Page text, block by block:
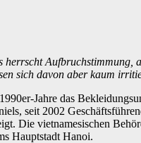
sich davon aber kaum
Jahre das
seit 2002
Die vietnamesischen
Hauptstadt Hanoi.